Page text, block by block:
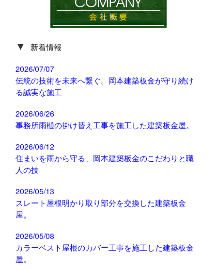
▼ 新着情報
2026/07/07
伝統の技術を未来へ繋ぐ。岡本建築板金が守り続け
る誠実な施工
2026/06/26
事務所雨樋の掛け替え工事を施工した建築板金屋。
2026/06/12
住まいを雨から守る、岡本建築板金のこだわりと職
人の技
2026/05/13
スレート屋根明かり取り部分を交換した建築板金
屋。
2026/05/08
カラーベスト屋根のカバー工事を施工した建築板金
屋。